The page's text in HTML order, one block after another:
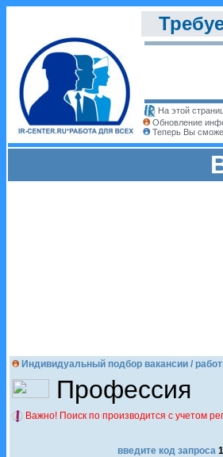
На этой
Обновление
Теперь Вы
Индивидуальный подбор вакансии /
Профессия
Важно! Поиск по производится с учетом
введите код запроса